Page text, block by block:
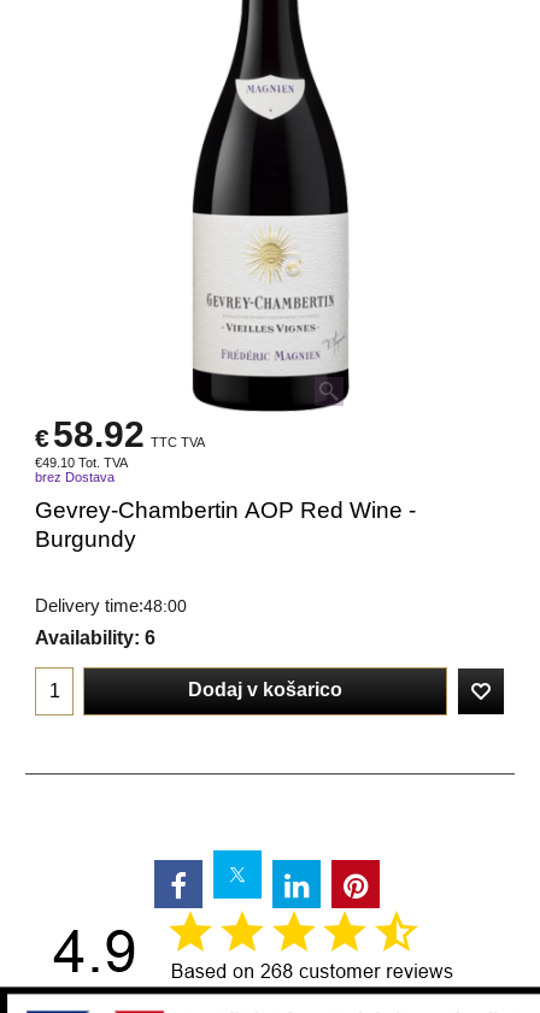
€58.92 TTC TVA
€49.10 Tot. TVA
brez Dostava
Gevrey-Chambertin AOP Red Wine -
Burgundy
Delivery time:48:00
Availability: 6
Dodaj v košarico